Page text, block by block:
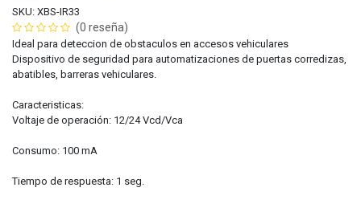
SKU: XBS-IR33
(0 reseña)
Ideal para deteccion de obstaculos en accesos vehiculares
Dispositivo de seguridad para automatizaciones de puertas corredizas,
abatibles, barreras vehiculares.
Caracteristicas:
Voltaje de operación: 12/24 Vcd/Vca
Consumo: 100 mA
Tiempo de respuesta: 1 seg.